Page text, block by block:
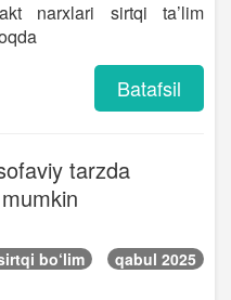
narxlari sirtqi ta’lim
Batafsil
tarzda
bo‘lim qabul 2025